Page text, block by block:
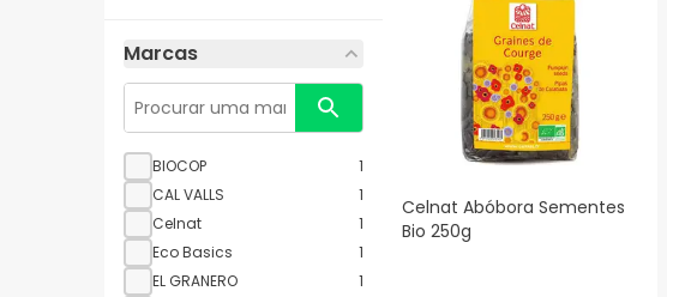
Marcas
BIOCOP
1
CAL VALLS
1
Celnat
1
Eco Basics
1
EL GRANERO
1
Celnat Abóbora Sementes
Bio 250g